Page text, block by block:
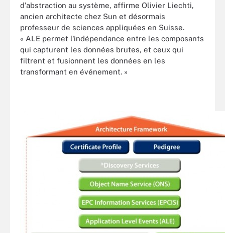
d'abstraction au système, affirme Olivier Liechti,
ancien architecte chez Sun et désormais
professeur de sciences appliquées en Suisse.
« ALE permet l'indépendance entre les composants
qui capturent les données brutes, et ceux qui
filtrent et fusionnent les données en les
transformant en événement. »